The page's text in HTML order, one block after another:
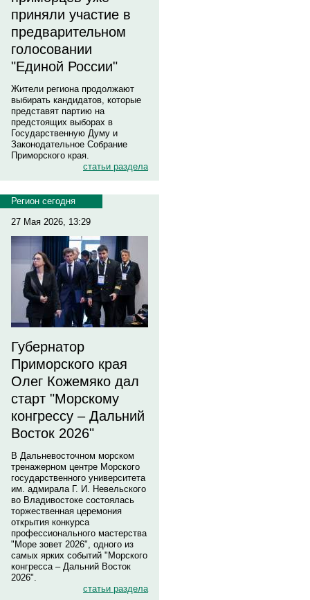
приняли участие в
предварительном
голосовании
"Единой России"
Жители региона продолжают
выбирать кандидатов, которые
представят партию на
предстоящих выборах в
Государственную Думу и
Законодательное Собрание
Приморского края.
статьи раздела
Регион сегодня
27 Мая 2026, 13:29
Губернатор
Приморского края
Олег Кожемяко дал
старт "Морскому
конгрессу – Дальний
Восток 2026"
В Дальневосточном морском
тренажерном центре Морского
государственного университета
им. адмирала Г. И. Невельского
во Владивостоке состоялась
торжественная церемония
открытия конкурса
профессионального мастерства
"Море зовет 2026", одного из
самых ярких событий "Морского
конгресса – Дальний Восток
2026".
статьи раздела